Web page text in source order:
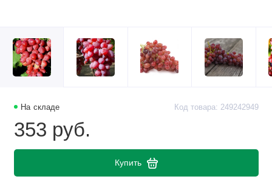
На складе Код товара: 249242949
353 руб.
Купить